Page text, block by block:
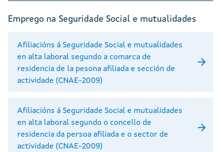
Emprego na Seguridade Social e mutualidades
Afiliacións á Seguridade Social e mutualidades
en alta laboral segundo a comarca de
residencia de la pesona afiliada e sección de
actividade (CNAE-2009)
Afiliacións á Seguridade Social e mutualidades
en alta laboral segundo o concello de
residencia da persoa afiliada e o sector de
actividade (CNAE-2009)